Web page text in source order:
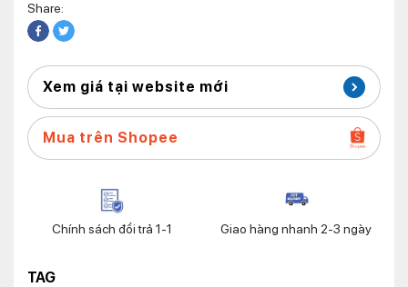
Share:
Xem giá tại website mới
Mua trên Shopee
Chính sách đổi trả 1-1 Giao hàng nhanh 2-3 ngày
TAG